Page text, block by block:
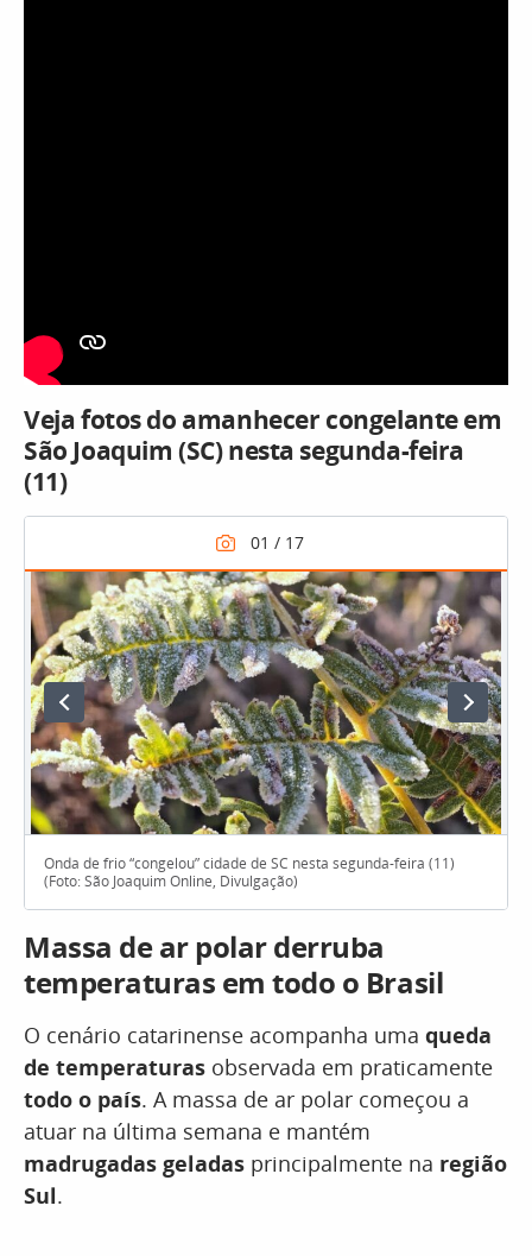
Veja fotos do amanhecer congelante em
São Joaquim (SC) nesta segunda-feira
(11)
Onda de frio “congelou” cidade de SC nesta segunda-feira (11)
(Foto: São Joaquim Online, Divulgação)
Massa de ar polar derruba
temperaturas em todo o Brasil
O cenário catarinense acompanha uma queda
de temperaturas observada em praticamente
todo o país. A massa de ar polar começou a
atuar na última semana e mantém
madrugadas geladas principalmente na região
Sul.